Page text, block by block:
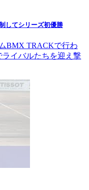
してシリーズ初優勝
BMX TRACKで行わ
イバルたちを迎え撃